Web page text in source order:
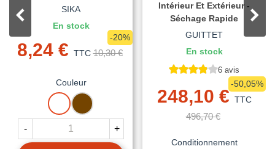
SIKA
En stock
8,24 € TTC 10,30 €
-20%
Couleur
BLANC MARRON
- +
Intérieur Et Extérieur -
Séchage Rapide
GUITTET
En stock
6 avis
248,10 € TTC
496,70 €
-50,05%
Conditionnement